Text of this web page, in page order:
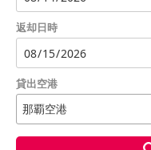
返却日時
貸出空港